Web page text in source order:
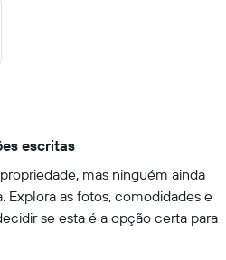
escritas
mas ninguém ainda
Explora as fotos, comodidades e
se esta é a opção certa para